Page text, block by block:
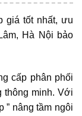
giá tốt nhất, ưu
Hà Nội bảo
cấp phân phối
thông minh. Với
” nâng tầm ngôi